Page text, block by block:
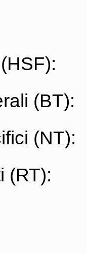
(BT):
(NT):
(RT):